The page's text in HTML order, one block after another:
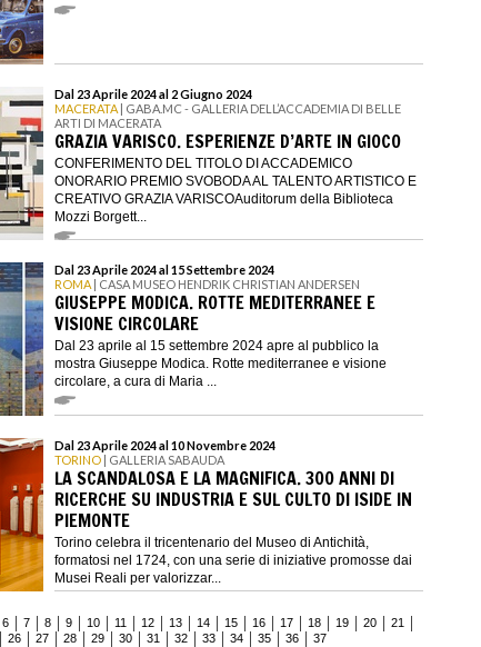
Dal 23 Aprile 2024 al 2 Giugno 2024
MACERATA | GABA.MC - GALLERIA DELL’ACCADEMIA DI BELLE
ARTI DI MACERATA
GRAZIA VARISCO. ESPERIENZE D’ARTE IN GIOCO
CONFERIMENTO DEL TITOLO DI ACCADEMICO
ONORARIO PREMIO SVOBODA AL TALENTO ARTISTICO E
CREATIVO GRAZIA VARISCOAuditorum della Biblioteca
Mozzi Borgett...
Dal 23 Aprile 2024 al 15 Settembre 2024
ROMA | CASA MUSEO HENDRIK CHRISTIAN ANDERSEN
GIUSEPPE MODICA. ROTTE MEDITERRANEE E
VISIONE CIRCOLARE
Dal 23 aprile al 15 settembre 2024 apre al pubblico la
mostra Giuseppe Modica. Rotte mediterranee e visione
circolare, a cura di Maria ...
Dal 23 Aprile 2024 al 10 Novembre 2024
TORINO | GALLERIA SABAUDA
LA SCANDALOSA E LA MAGNIFICA. 300 ANNI DI
RICERCHE SU INDUSTRIA E SUL CULTO DI ISIDE IN
PIEMONTE
Torino celebra il tricentenario del Museo di Antichità,
formatosi nel 1724, con una serie di iniziative promosse dai
Musei Reali per valorizzar...
6 7 8 9 10 11 12 13 14 15 16 17 18 19 20
21
26 27 28 29 30 31 32 33 34 35 36
37